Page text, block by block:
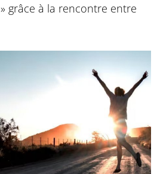
grâce à la rencontre entre